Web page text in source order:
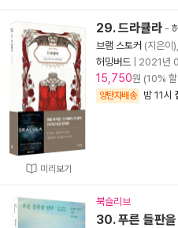
미리보기
29. 드라큘라 -
브램 스토커 (지은이),
허밍버드
2021년
15,750원 (10%
양탄자배송 밤 11시
북슬리브
30. 푸른 들판